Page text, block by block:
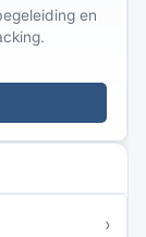
en
›